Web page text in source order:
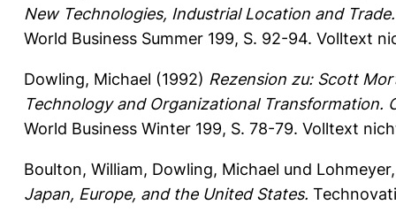
New Technologies, Industrial Location and
World Business Summer 199, S. 92-94. Volltext
Dowling, Michael (1992) Rezension zu: Scott
Technology and Organizational Transformation.
World Business Winter 199, S. 78-79. Volltext
Boulton, William, Dowling, Michael und
Japan, Europe, and the United States.